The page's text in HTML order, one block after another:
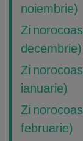
noiembrie)
Zi
decembrie)
Zi
ianuarie)
Zi
februarie)